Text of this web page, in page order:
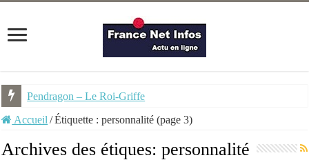
Pendragon – Le Roi-Griffe
La dernière sorcière – Ed. Hauteville
Accueil /Étiquette :personnalité (page 3)
Archives des étiques:personnalité